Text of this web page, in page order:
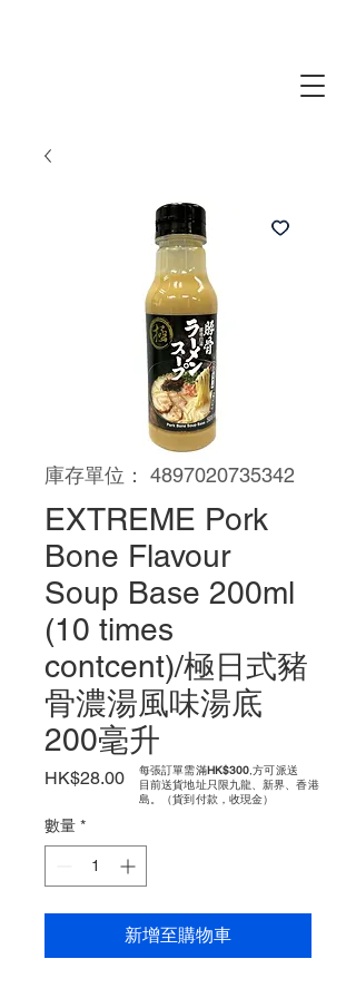
庫存單位： 4897020735342
EXTREME Pork
Bone Flavour
Soup Base 200ml
(10 times
contcent)/極日式豬
骨濃湯風味湯底
200毫升
HK$28.00價
格
數量 *
新增至購物車
每張訂單需滿HK$300,方可派送
​目前送貨地址只限九龍、新界、香港
島。（貨到付款，收現金）